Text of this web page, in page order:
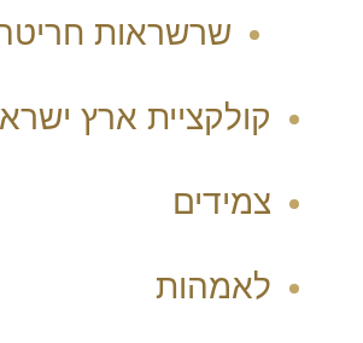
שרשראות
קולקציית ארץ
צמידים
לאמהות